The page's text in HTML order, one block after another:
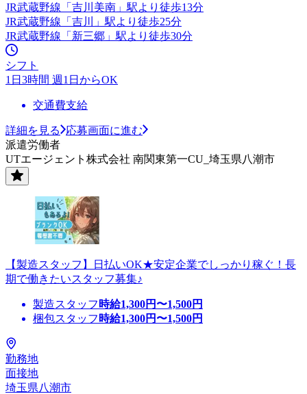
JR武蔵野線「吉川美南」駅より徒歩13分
JR武蔵野線「吉川」駅より徒歩25分
JR武蔵野線「新三郷」駅より徒歩30分
シフト
1日3時間 週1日からOK
交通費支給
詳細を見る
応募画面に進む
派遣労働者
UTエージェント株式会社 南関東第一CU_埼玉県八潮市
【製造スタッフ】日払いOK★安定企業でしっかり稼ぐ！長
期で働きたいスタッフ募集♪
製造スタッフ 時給1,300円〜1,500円
梱包スタッフ 時給1,300円〜1,500円
勤務地
面接地
埼玉県八潮市